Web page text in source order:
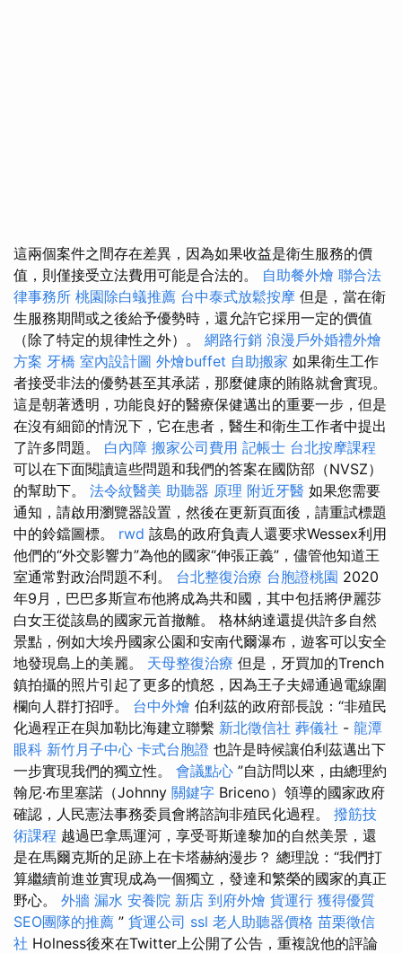
這兩個案件之間存在差異，因為如果收益是衛生服務的價
值，則僅接受立法費用可能是合法的。 自助餐外燴 聯合法
律事務所 桃園除白蟻推薦 台中泰式放鬆按摩 但是，當在衛
生服務期間或之後給予優勢時，還允許它採用一定的價值
（除了特定的規律性之外）。 網路行銷 浪漫戶外婚禮外燴
方案 牙橋 室內設計圖 外燴buffet 自助搬家 如果衛生工作
者接受非法的優勢甚至其承諾，那麼健康的賄賂就會實現。
這是朝著透明，功能良好的醫療保健邁出的重要一步，但是
在沒有細節的情況下，它在患者，醫生和衛生工作者中提出
了許多問題。 白內障 搬家公司費用 記帳士 台北按摩課程
可以在下面閱讀這些問題和我們的答案在國防部（NVSZ）
的幫助下。 法令紋醫美 助聽器 原理 附近牙醫 如果您需要
通知，請啟用瀏覽器設置，然後在更新頁面後，請重試標題
中的鈴鐺圖標。 rwd 該島的政府負責人還要求Wessex利用
他們的“外交影響力”為他的國家“伸張正義”，儘管他知道王
室通常對政治問題不利。 台北整復治療 台胞證桃園 2020
年9月，巴巴多斯宣布他將成為共和國，其中包括將伊麗莎
白女王從該島的國家元首撤離。 格林納達還提供許多自然
景點，例如大埃丹國家公園和安南代爾瀑布，遊客可以安全
地發現島上的美麗。 天母整復治療 但是，牙買加的Trench
鎮拍攝的照片引起了更多的憤怒，因為王子夫婦通過電線圍
欄向人群打招呼。 台中外燴 伯利茲的政府部長說：“非殖民
化過程正在與加勒比海建立聯繫 新北徵信社 葬儀社 - 龍潭
眼科 新竹月子中心 卡式台胞證 也許是時候讓伯利茲邁出下
一步實現我們的獨立性。 會議點心 ”自訪問以來，由總理約
翰尼·布里塞諾（Johnny 關鍵字 Briceno）領導的國家政府
確認，人民憲法事務委員會將諮詢非殖民化過程。 撥筋技
術課程 越過巴拿馬運河，享受哥斯達黎加的自然美景，還
是在馬爾克斯的足跡上在卡塔赫納漫步？ 總理說：“我們打
算繼續前進並實現成為一個獨立，發達和繁榮的國家的真正
野心。 外牆 漏水 安養院 新店 到府外燴 貨運行 獲得優質
SEO團隊的推薦 ” 貨運公司 ssl 老人助聽器價格 苗栗徵信
社 Holness後來在Twitter上公開了公告，重複說他的評論